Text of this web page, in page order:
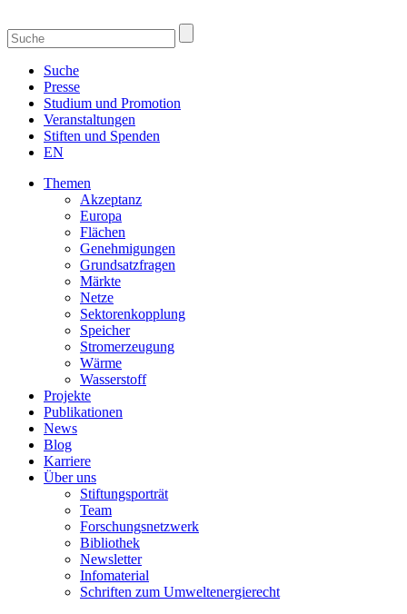
Suche
Presse
Studium und Promotion
Veranstaltungen
Stiften und Spenden
EN
Themen
Akzeptanz
Europa
Flächen
Genehmigungen
Grundsatzfragen
Märkte
Netze
Sektorenkopplung
Speicher
Stromerzeugung
Wärme
Wasserstoff
Projekte
Publikationen
News
Blog
Karriere
Über uns
Stiftungsporträt
Team
Forschungsnetzwerk
Bibliothek
Newsletter
Infomaterial
Schriften zum Umweltenergierecht